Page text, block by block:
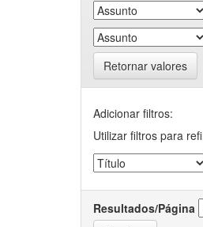
Retornar valores
Adicionar filtros:
Utilizar filtros para
Resultados/Página